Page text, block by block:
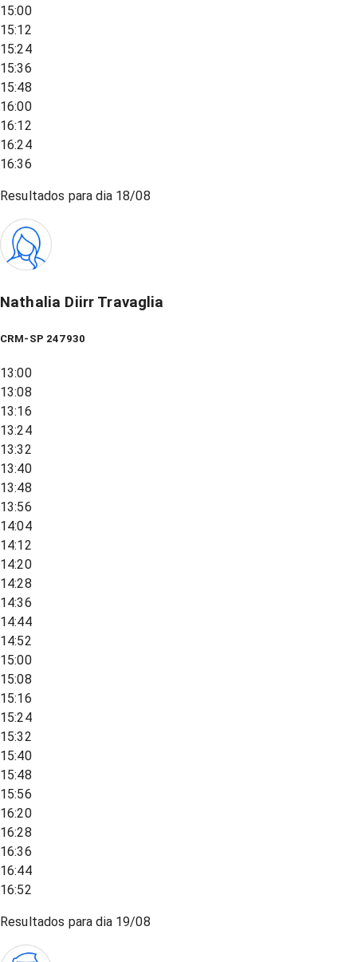
15:00
15:12
15:24
15:36
15:48
16:00
16:12
16:24
16:36
Resultados para dia 18/08
Nathalia Diirr Travaglia
CRM-SP 247930
13:00
13:08
13:16
13:24
13:32
13:40
13:48
13:56
14:04
14:12
14:20
14:28
14:36
14:44
14:52
15:00
15:08
15:16
15:24
15:32
15:40
15:48
15:56
16:20
16:28
16:36
16:44
16:52
Resultados para dia 19/08